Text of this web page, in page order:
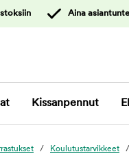
Aina
Kissanpennut
Koulutustarvikkeet